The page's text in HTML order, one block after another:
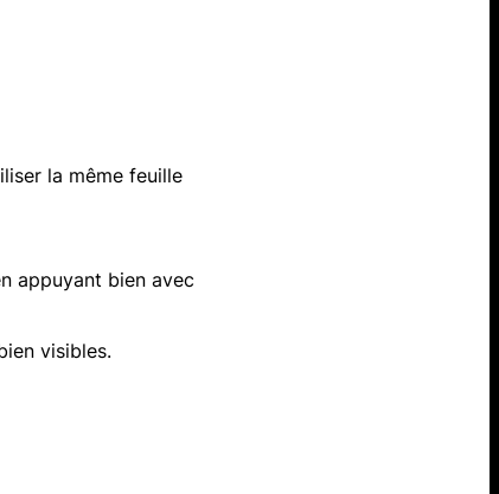
la même feuille
appuyant bien avec
visibles.